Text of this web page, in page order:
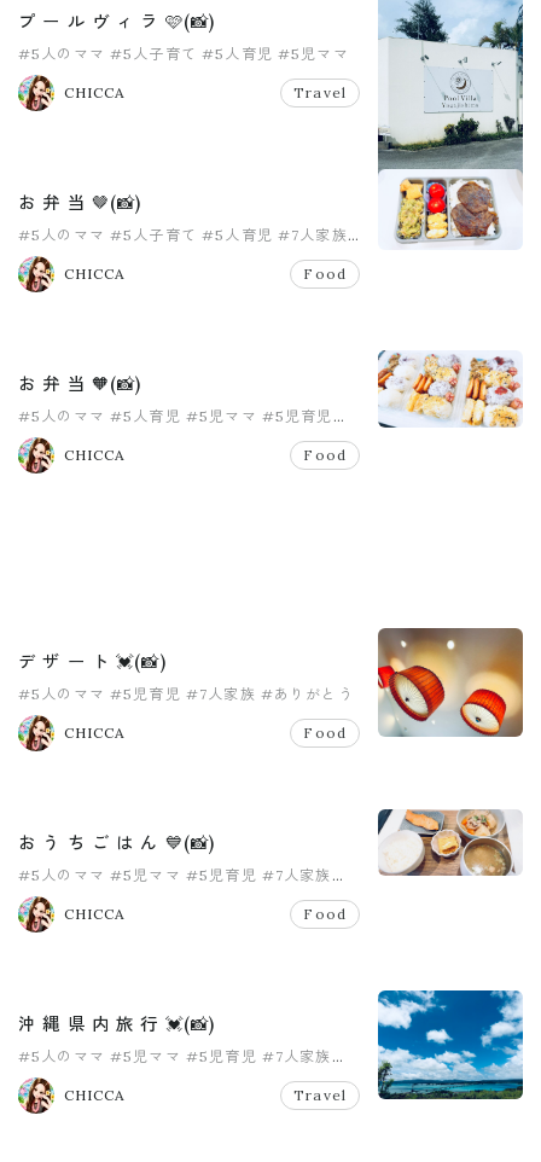
プ ー ル ヴ ィ ラ 🩷(📸)
#5人のママ #5人子育て #5人育児 #5児ママ
#7人家族
CHICCA
Travel
お 弁 当 🤎(📸)
#5人のママ #5人子育て #5人育児 #7人家族
#お弁当
CHICCA
Food
お 弁 当 🧡(📸)
#5人のママ #5人育児 #5児ママ #5児育児
#7人家族
CHICCA
Food
デ ザ ー ト 💓(📸)
#5人のママ #5児育児 #7人家族 #ありがとう
#大家族
CHICCA
Food
お う ち ご は ん 💙(📸)
#5人のママ #5児ママ #5児育児 #7人家族
#おうちごはん
CHICCA
Food
沖 縄 県 内 旅 行 💓(📸)
#5人のママ #5児ママ #5児育児 #7人家族
#fam旅行
CHICCA
Travel